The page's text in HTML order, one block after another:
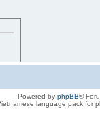
Powered by phpBB®
language pack for